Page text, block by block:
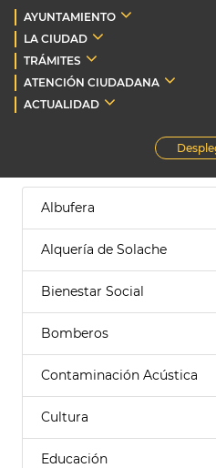
AYUNTAMIENTO
LA CIUDAD
TRÁMITES
ATENCIÓN CIUDADANA
ACTUALIDAD
Albufera
Alquería de Solache
Bienestar Social
Bomberos
Contaminación Acústica
Cultura
Educación